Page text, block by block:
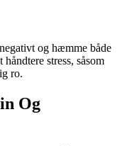
og hæmme både
stress, såsom
ro.
Og